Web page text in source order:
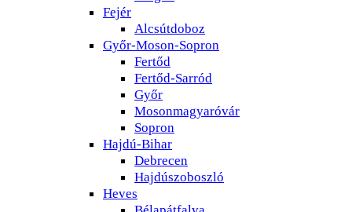
Fejér
Alcsútdoboz
Győr-Moson-Sopron
Fertőd
Fertőd-Sarród
Győr
Mosonmagyaróvár
Sopron
Hajdú-Bihar
Debrecen
Hajdúszoboszló
Heves